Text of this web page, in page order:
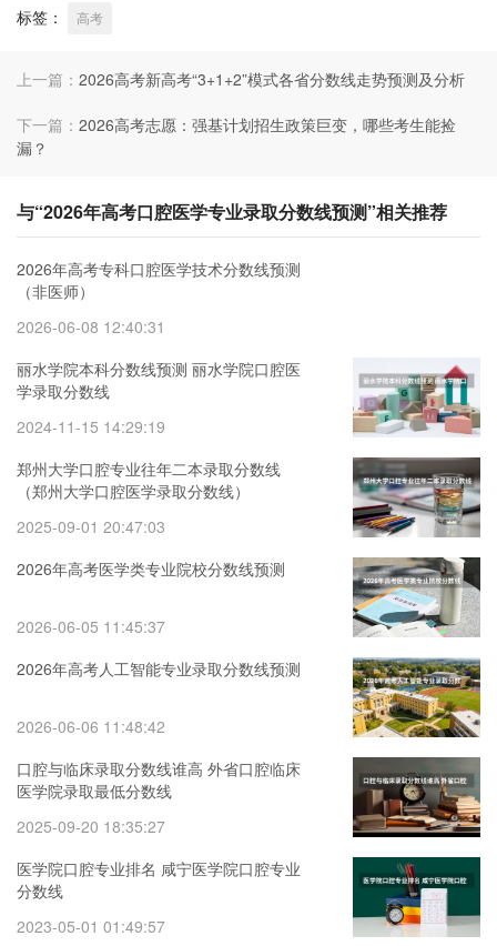
标签： 高考
上一篇： 2026高考新高考“3+1+2”模式各省分数线走势预测及分析
下一篇： 2026高考志愿：强基计划招生政策巨变，哪些考生能捡
漏？
与“2026年高考口腔医学专业录取分数线预测”相关推荐
2026年高考专科口腔医学技术分数线预测
（非医师）
2026-06-08 12:40:31
丽水学院本科分数线预测 丽水学院口腔医
学录取分数线
2024-11-15 14:29:19
郑州大学口腔专业往年二本录取分数线
（郑州大学口腔医学录取分数线）
2025-09-01 20:47:03
2026年高考医学类专业院校分数线预测
2026-06-05 11:45:37
2026年高考人工智能专业录取分数线预测
2026-06-06 11:48:42
口腔与临床录取分数线谁高 外省口腔临床
医学院录取最低分数线
2025-09-20 18:35:27
医学院口腔专业排名 咸宁医学院口腔专业
分数线
2023-05-01 01:49:57